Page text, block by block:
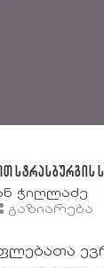
სტრასბურგის
Ჭიღლაძე
გაზიარება